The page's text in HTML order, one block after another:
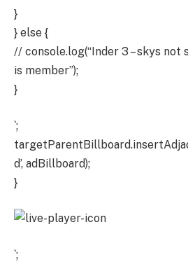
}
} else {
// console.log(“Inder 3 – skys not
is member”);
}
`;
d’, adBillboard);
}
`;